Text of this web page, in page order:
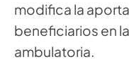
modifica la
beneficiarios en
ambulatoria.